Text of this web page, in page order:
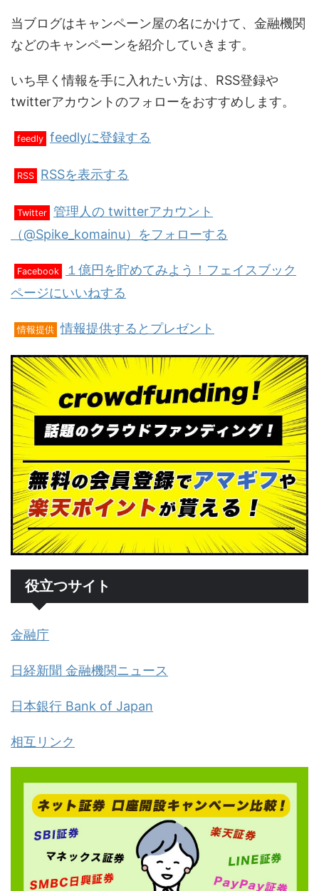
当ブログはキャンペーン屋の名にかけて、金融機関
などのキャンペーンを紹介していきます。
いち早く情報を手に入れたい方は、RSS登録や
twitterアカウントのフォローをおすすめします。
feedly feedlyに登録する
RSS RSSを表示する
Twitter 管理人の twitterアカウント
（@Spike_komainu）をフォローする
Facebook
１億円を貯めてみよう！フェイスブック
ページにいいねする
情報提供 情報提供するとプレゼント
役立つサイト
金融庁
日経新聞 金融機関ニュース
日本銀行 Bank of Japan
相互リンク